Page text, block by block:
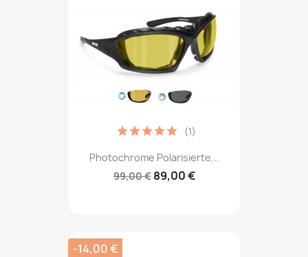
Photochrome Polarisierte...
99,00 € 89,00 €
(1)
-14,00 €